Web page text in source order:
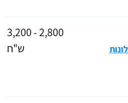
2,800 - 3,200
ש"ח